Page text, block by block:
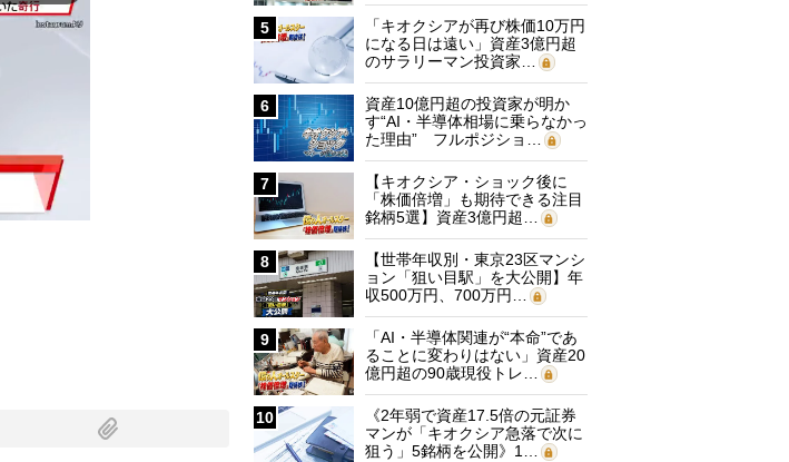
5
「キオクシアが再び株価10万円
になる日は遠い」資産3億円超
のサラリーマン投資家…
6
資産10億円超の投資家が明か
す“AI・半導体相場に乗らなかっ
た理由” フルポジショ…
7
【キオクシア・ショック後に
「株価倍増」も期待できる注目
銘柄5選】資産3億円超…
8
【世帯年収別・東京23区マンシ
ョン「狙い目駅」を大公開】年
収500万円、700万円…
9
「AI・半導体関連が“本命”であ
ることに変わりはない」資産20
億円超の90歳現役トレ…
10
《2年弱で資産17.5倍の元証券
マンが「キオクシア急落で次に
狙う」5銘柄を公開》1…